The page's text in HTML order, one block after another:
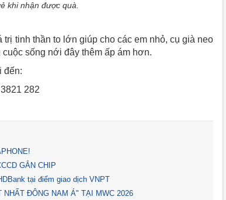
khi nhận được quà.
tinh thần to lớn giúp cho các em nhỏ, cụ già neo
sống nới đây thêm ấp ám hơn.
đến:
282
GẮN CHIP
tại điểm giao dịch VNPT
ĐÔNG NAM Á" TẠI MWC 2026